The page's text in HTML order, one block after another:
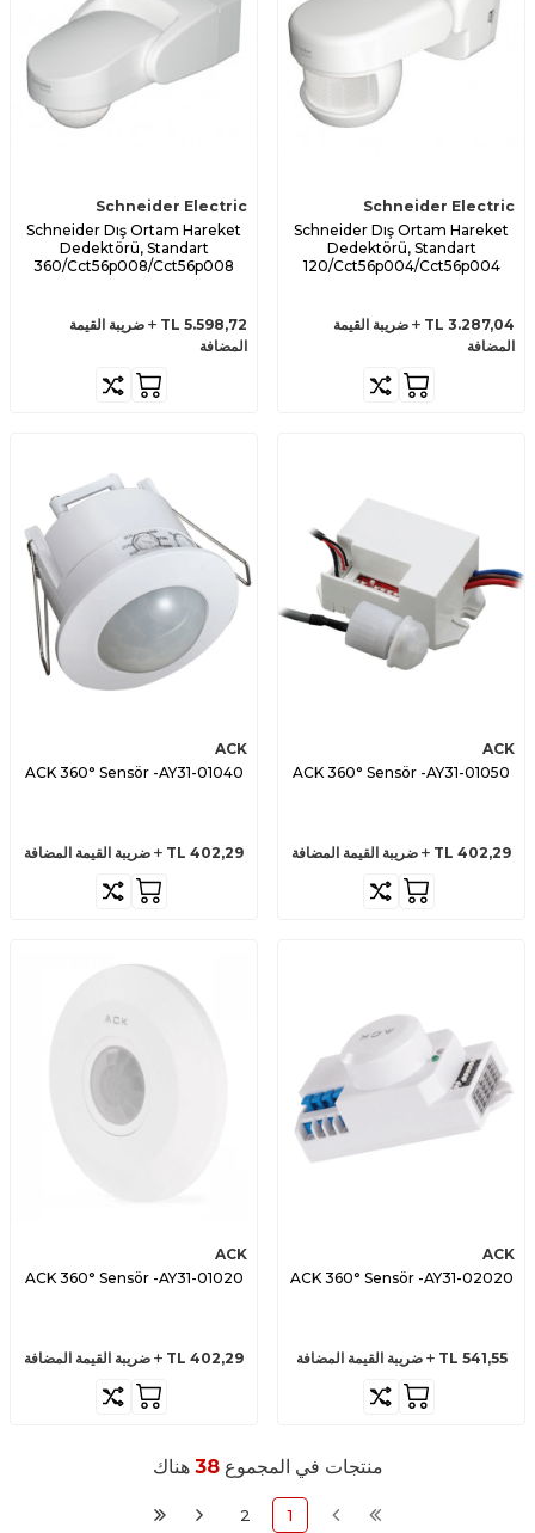
Schneider Electric
Schneider Dış Ortam Hareket
Dedektörü, Standart
120/Cct56p004/Cct56p004
3.287,04
ضريبة القيمة
المضافة
Schneider Electric
Schneider Dış Ortam Hareket
Dedektörü, Standart
360/Cct56p008/Cct56p008
5.598,72
ضريبة القيمة
المضافة
ACK
ACK 360° Sensör -AY31-01050
402,29 ضريبة القيمة المضافة
ACK
ACK 360° Sensör -AY31-01040
402,29 ضريبة القيمة المضافة
ACK
ACK 360° Sensör -AY31-02020
541,55 ضريبة القيمة المضافة
ACK
ACK 360° Sensör -AY31-01020
402,29 ضريبة القيمة المضافة
منتجات في المجموع38 هناك
1
2